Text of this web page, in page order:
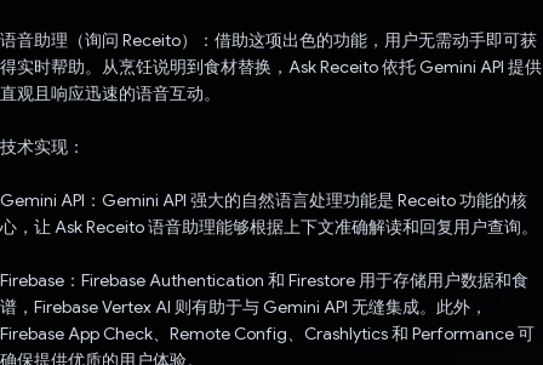
语音助理（询问 Receito）：借助这项出色的功能，用户无需动手即可获
得实时帮助。从烹饪说明到食材替换，Ask Receito 依托 Gemini API 提供
直观且响应迅速的语音互动。
技术实现：
Gemini API：Gemini API 强大的自然语言处理功能是 Receito 功能的核
心，让 Ask Receito 语音助理能够根据上下文准确解读和回复用户查询。
Firebase：Firebase Authentication 和 Firestore 用于存储用户数据和食
谱，Firebase Vertex AI 则有助于与 Gemini API 无缝集成。此外，
Firebase App Check、Remote Config、Crashlytics 和 Performance 可
确保提供优质的用户体验。